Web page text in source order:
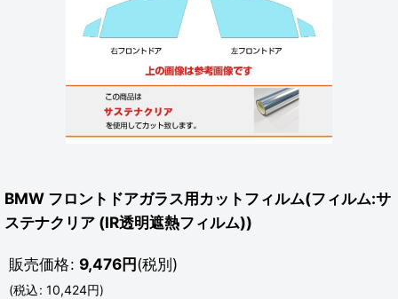
BMW フロントドアガラス用カットフィルム(フィルム:サ
ステナクリア (IR透明遮熱フィルム))
販売価格: 9,476円(税別)
(税込: 10,424円)